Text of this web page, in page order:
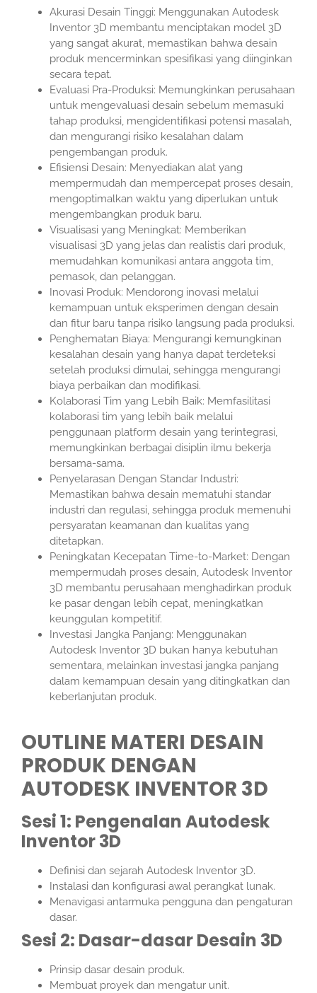
Akurasi Desain Tinggi: Menggunakan Autodesk
Inventor 3D membantu menciptakan model 3D
yang sangat akurat, memastikan bahwa desain
produk mencerminkan spesifikasi yang diinginkan
secara tepat.
Evaluasi Pra-Produksi: Memungkinkan perusahaan
untuk mengevaluasi desain sebelum memasuki
tahap produksi, mengidentifikasi potensi masalah,
dan mengurangi risiko kesalahan dalam
pengembangan produk.
Efisiensi Desain: Menyediakan alat yang
mempermudah dan mempercepat proses desain,
mengoptimalkan waktu yang diperlukan untuk
mengembangkan produk baru.
Visualisasi yang Meningkat: Memberikan
visualisasi 3D yang jelas dan realistis dari produk,
memudahkan komunikasi antara anggota tim,
pemasok, dan pelanggan.
Inovasi Produk: Mendorong inovasi melalui
kemampuan untuk eksperimen dengan desain
dan fitur baru tanpa risiko langsung pada produksi.
Penghematan Biaya: Mengurangi kemungkinan
kesalahan desain yang hanya dapat terdeteksi
setelah produksi dimulai, sehingga mengurangi
biaya perbaikan dan modifikasi.
Kolaborasi Tim yang Lebih Baik: Memfasilitasi
kolaborasi tim yang lebih baik melalui
penggunaan platform desain yang terintegrasi,
memungkinkan berbagai disiplin ilmu bekerja
bersama-sama.
Penyelarasan Dengan Standar Industri:
Memastikan bahwa desain mematuhi standar
industri dan regulasi, sehingga produk memenuhi
persyaratan keamanan dan kualitas yang
ditetapkan.
Peningkatan Kecepatan Time-to-Market: Dengan
mempermudah proses desain, Autodesk Inventor
3D membantu perusahaan menghadirkan produk
ke pasar dengan lebih cepat, meningkatkan
keunggulan kompetitif.
Investasi Jangka Panjang: Menggunakan
Autodesk Inventor 3D bukan hanya kebutuhan
sementara, melainkan investasi jangka panjang
dalam kemampuan desain yang ditingkatkan dan
keberlanjutan produk.
OUTLINE MATERI DESAIN
PRODUK DENGAN
AUTODESK INVENTOR 3D
Sesi 1: Pengenalan Autodesk
Inventor 3D
Definisi dan sejarah Autodesk Inventor 3D.
Instalasi dan konfigurasi awal perangkat lunak.
Menavigasi antarmuka pengguna dan pengaturan
dasar.
Sesi 2: Dasar-dasar Desain 3D
Prinsip dasar desain produk.
Membuat proyek dan mengatur unit.